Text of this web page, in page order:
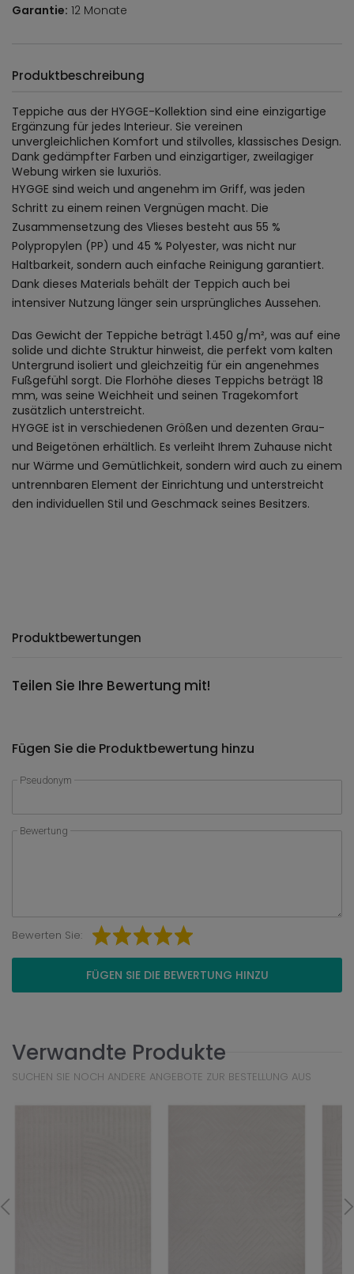
Garantie: 12 Monate
Produktbeschreibung
Teppiche aus der HYGGE-Kollektion sind eine einzigartige
Ergänzung für jedes Interieur. Sie vereinen
unvergleichlichen Komfort und stilvolles, klassisches Design.
Dank gedämpfter Farben und einzigartiger, zweilagiger
Webung wirken sie luxuriös.
HYGGE sind weich und angenehm im Griff, was jeden
Schritt zu einem reinen Vergnügen macht. Die
Zusammensetzung des Vlieses besteht aus 55 %
Polypropylen (PP) und 45 % Polyester, was nicht nur
Haltbarkeit, sondern auch einfache Reinigung garantiert.
Dank dieses Materials behält der Teppich auch bei
intensiver Nutzung länger sein ursprüngliches Aussehen.
Das Gewicht der Teppiche beträgt 1.450 g/m², was auf eine
solide und dichte Struktur hinweist, die perfekt vom kalten
Untergrund isoliert und gleichzeitig für ein angenehmes
Fußgefühl sorgt. Die Florhöhe dieses Teppichs beträgt 18
mm, was seine Weichheit und seinen Tragekomfort
zusätzlich unterstreicht.
HYGGE ist in verschiedenen Größen und dezenten Grau-
und Beigetönen erhältlich. Es verleiht Ihrem Zuhause nicht
nur Wärme und Gemütlichkeit, sondern wird auch zu einem
untrennbaren Element der Einrichtung und unterstreicht
den individuellen Stil und Geschmack seines Besitzers.
Produktbewertungen
Teilen Sie Ihre Bewertung mit!
Fügen Sie die Produktbewertung hinzu
Pseudonym
Bewertung
Bewerten Sie:
FÜGEN SIE DIE BEWERTUNG HINZU
Verwandte Produkte
SUCHEN SIE NOCH ANDERE ANGEBOTE ZUR BESTELLUNG AUS